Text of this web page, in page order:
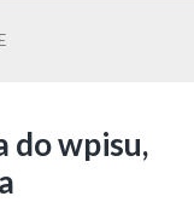
do wpisu,